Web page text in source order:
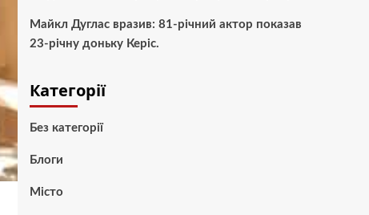
Майкл Дуглас вразив: 81-річний актор показав
23-річну доньку Керіс.
Категорії
Без категорії
Блоги
Місто